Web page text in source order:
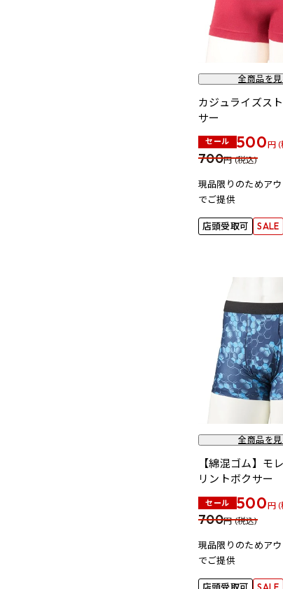
全商品を
カジュライズス
サー
セール 500円 (
700円 (税込)
現品限りのためア
でご提供
店頭受取可 SALE
全商品を
【綿混ゴム】モ
リントボクサー
セール 500円 (
700円 (税込)
現品限りのためア
でご提供